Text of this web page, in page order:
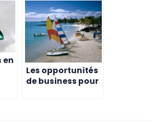
Maurice en
matière de
développement
personnel
en
Les opportunités
de business pour